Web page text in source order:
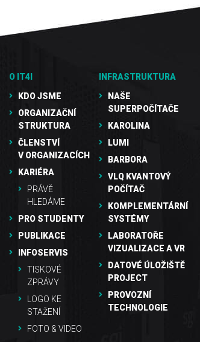
O IT4I
KDO JSME
ORGANIZAČNÍ
STRUKTURA
ČLENSTVÍ
V ORGANIZACÍCH
KARIÉRA
PRÁVĚ
HLEDÁME
PRO STUDENTY
PUBLIKACE
INFOSERVIS
TISKOVÉ
ZPRÁVY
LOGO KE
STAŽENÍ
FOTO & VIDEO
INFRASTRUKTURA
NAŠE
SUPERPOČÍTAČE
KAROLINA
LUMI
BARBORA
VLQ KVANTOVÝ
POČÍTAČ
KOMPLEMENTÁRNÍ
SYSTÉMY
LABORATOŘE
VIZUALIZACE A VR
DATOVÉ ÚLOŽIŠTĚ
PROJECT
PROVOZNÍ
TECHNOLOGIE